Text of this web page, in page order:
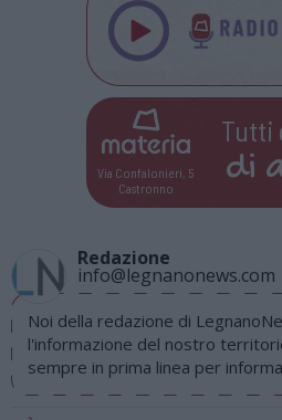
Via Confalonieri, 5
Castronno
Tutti
di
Redazione
info@legnanonews.com
Noi della redazione di
l'informazione del nostro
sempre in prima linea per